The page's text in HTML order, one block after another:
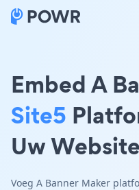
Embed A
Site5
Uw Website
Voeg A Banner Maker